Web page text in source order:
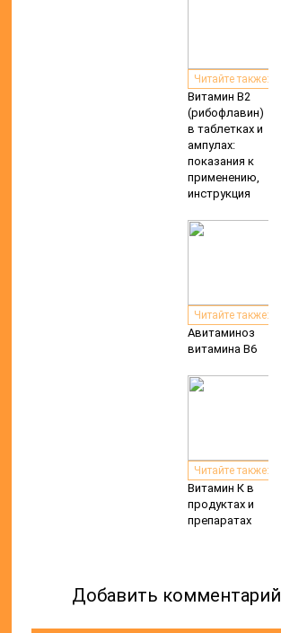
Читайте также:
Витамин В2
(рибофлавин)
в таблетках и
ампулах:
показания к
применению,
инструкция
Читайте также:
Авитаминоз
витамина B6
Читайте также:
Витамин К в
продуктах и
препаратах
Добавить комментарий